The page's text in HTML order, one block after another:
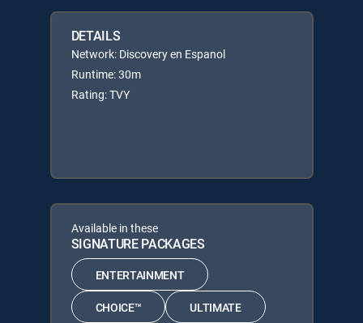
DETAILS
Network: Discovery en Espanol
Runtime: 30m
Rating: TVY
Available in these
SIGNATURE PACKAGES
ENTERTAINMENT
CHOICE™ ULTIMATE